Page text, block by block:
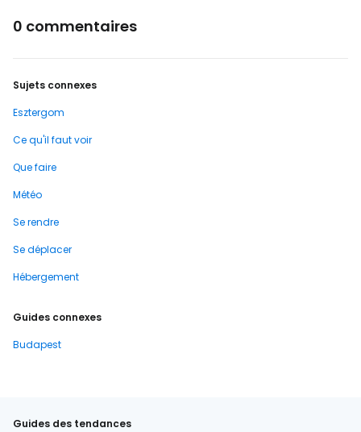
0 commentaires
Sujets connexes
Esztergom
Ce qu'il faut voir
Que faire
Météo
Se rendre
Se déplacer
Hébergement
Guides connexes
Budapest
Guides des tendances